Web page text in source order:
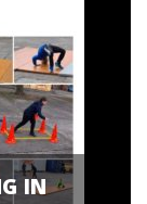
IN